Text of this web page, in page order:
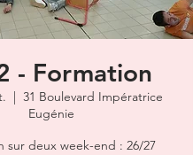
- Formation
  |
31 Boulevard Impératrice
Eugénie
sur deux week-end : 26/27